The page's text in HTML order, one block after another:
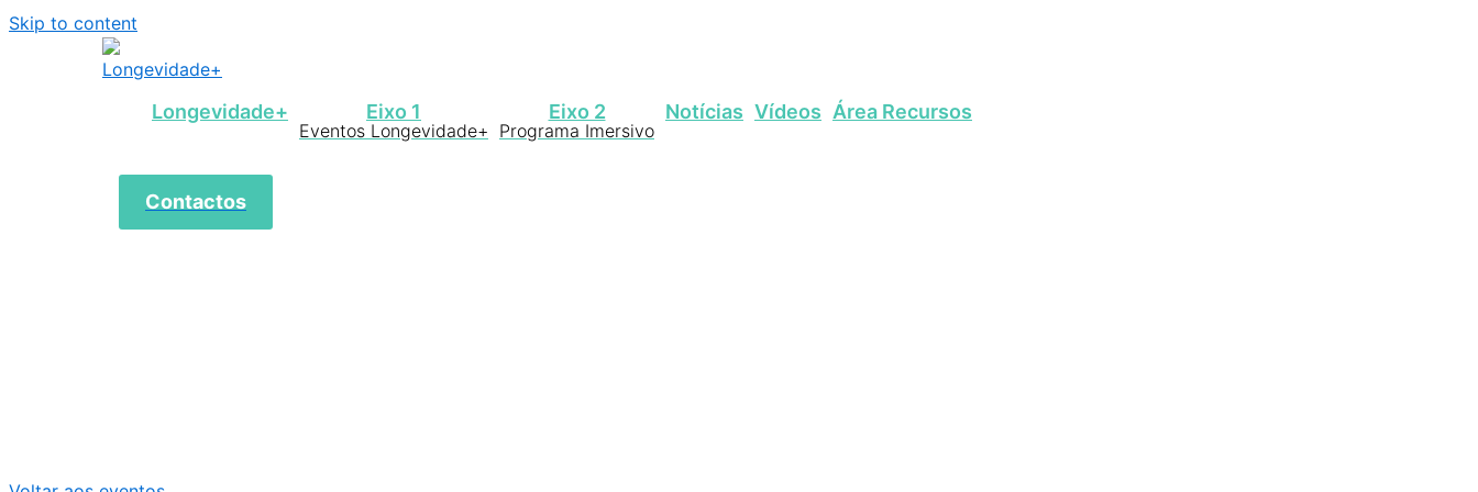
Skip to content
Longevidade+ Eixo 1
Eventos Longevidade+
Eixo 2
Programa Imersivo
Notícias Vídeos Área Recursos
Contactos